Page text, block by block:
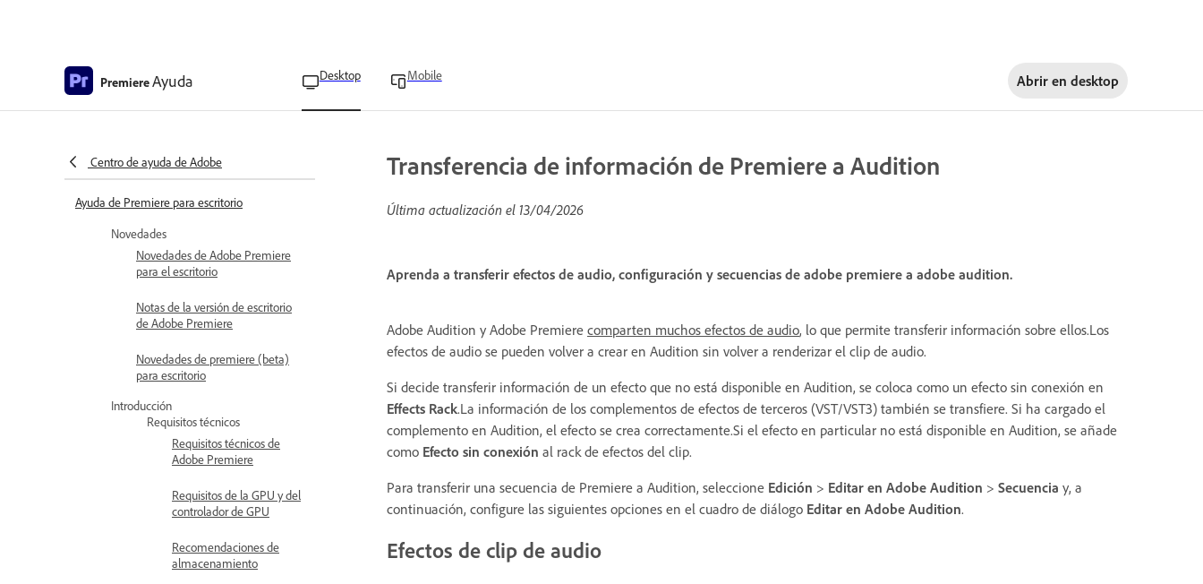
PremiereAyuda Desktop Mobile Abrir en desktop
Centro de ayuda de Adobe
Ayuda de Premiere para escritorio
Novedades
Novedades de Adobe Premiere
para el escritorio
Notas de la versión de escritorio
de Adobe Premiere
Novedades de premiere (beta)
para escritorio
Introducción
Requisitos técnicos
Requisitos técnicos de
Adobe Premiere
Requisitos de la GPU y del
controlador de GPU
Recomendaciones de
almacenamiento
Transferencia de información de Premiere a Audition
Última actualización el 13/04/2026
Aprenda a transferir efectos de audio, configuración y secuencias de adobe premiere a adobe audition.
Adobe Audition y Adobe Premiere comparten muchos efectos de audio, lo que permite transferir información sobre ellos.Los
efectos de audio se pueden volver a crear en Audition sin volver a renderizar el clip de audio.
Si decide transferir información de un efecto que no está disponible en Audition, se coloca como un efecto sin conexión en
Effects Rack.La información de los complementos de efectos de terceros (VST/VST3) también se transfiere. Si ha cargado el
complemento en Audition, el efecto se crea correctamente.Si el efecto en particular no está disponible en Audition, se añade
como Efecto sin conexión al rack de efectos del clip.
Para transferir una secuencia de Premiere a Audition, seleccione Edición > Editar en Adobe Audition > Secuencia y, a
continuación, configure las siguientes opciones en el cuadro de diálogo Editar en Adobe Audition.
Efectos de clip de audio